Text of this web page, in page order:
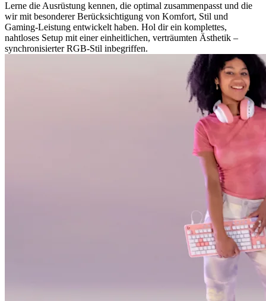
Lerne die Ausrüstung kennen, die optimal zusammenpasst und die
wir mit besonderer Berücksichtigung von Komfort, Stil und
Gaming-Leistung entwickelt haben. Hol dir ein komplettes,
nahtloses Setup mit einer einheitlichen, verträumten Ästhetik –
synchronisierter RGB-Stil inbegriffen.